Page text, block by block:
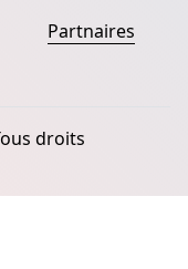
Partnaires
droits